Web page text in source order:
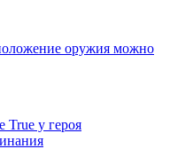
оружия можно
True у героя